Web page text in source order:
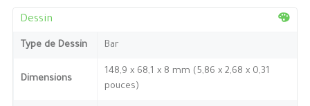
Dessin
Type de Dessin Bar
Dimensions
148,9 x 68,1 x 8 mm (5,86 x 2,68 x 0,31
pouces)